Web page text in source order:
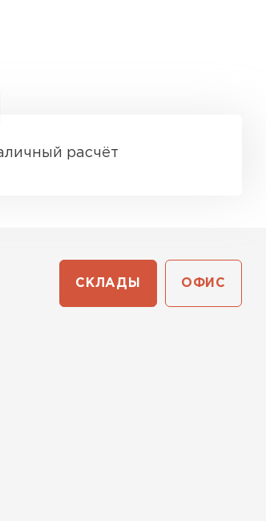
расчёт
СКЛАДЫ ОФИС